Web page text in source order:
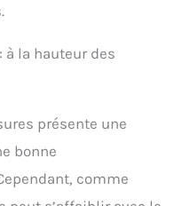
la hauteur des
présente une
bonne
comme